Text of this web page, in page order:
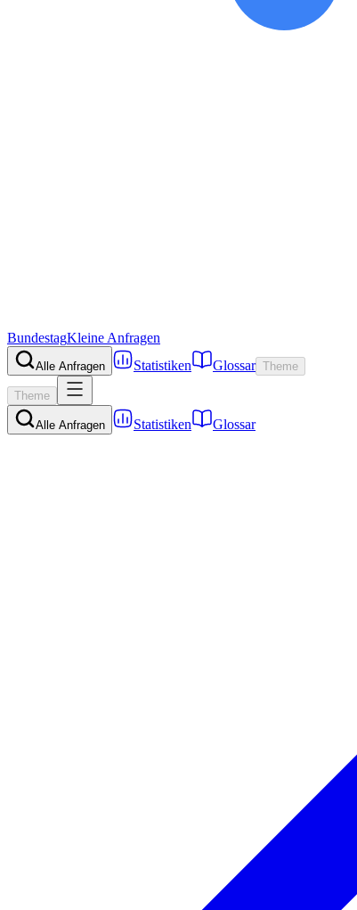
BundestagKleine Anfragen
Alle Anfragen Statistiken Glossar Theme
Theme
Alle Anfragen Statistiken Glossar